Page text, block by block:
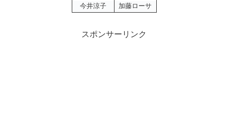
今井涼子
加藤ローサ
スポンサーリンク